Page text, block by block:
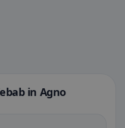
in Agno